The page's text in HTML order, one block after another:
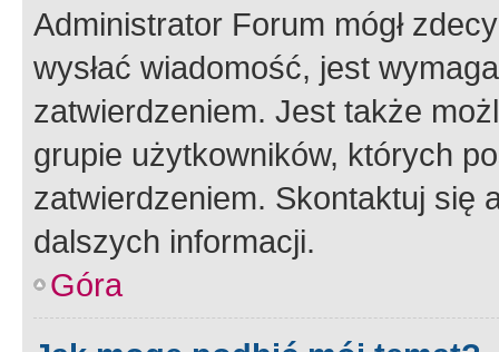
Administrator Forum mógł
wysłać wiadomość, jest
zatwierdzeniem. Jest także
grupie użytkowników, których
zatwierdzeniem. Skontaktuj się
dalszych informacji.
Góra